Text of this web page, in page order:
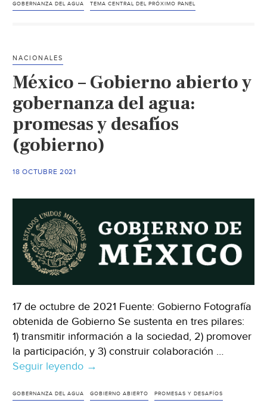
del
central
próximo
panel
para
proceso
constituyente”
(El
GOBERNANZA DEL AGUA TEMA CENTRAL DEL PRÓXIMO PANEL
NACIONALES
México – Gobierno abierto y
gobernanza del agua:
promesas y desafíos
(gobierno)
18 OCTUBRE 2021
17 de octubre de 2021 Fuente: Gobierno Fotografía
obtenida de Gobierno Se sustenta en tres pilares:
1) transmitir información a la sociedad, 2) promover
la participación, y 3) construir colaboración …
Seguir leyendo México
Gobierno
→
GOBERNANZA DEL AGUA GOBIERNO ABIERTO PROMESAS Y DESAFÍOS